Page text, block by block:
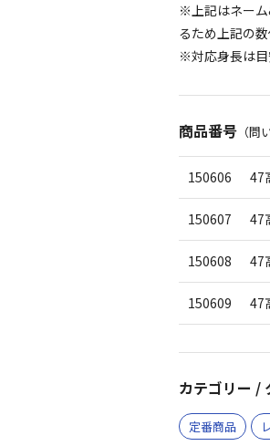
※上記はネーム
るため上記の
※対応身長は目
商品番号 （問
150606 47
150607 47
150608 47
150609 47
カテゴリー /
定番商品